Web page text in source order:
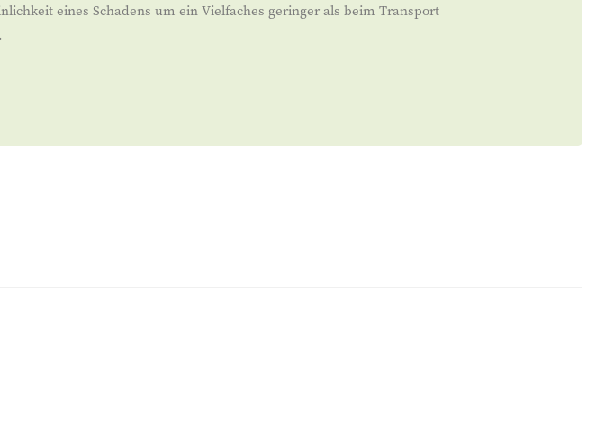
eines Schadens um ein Vielfaches geringer als beim Transport